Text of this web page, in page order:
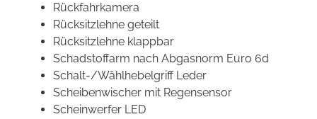
Rückfahrkamera
Rücksitzlehne geteilt
Rücksitzlehne klappbar
Schadstoffarm nach Abgasnorm Euro 6d
Schalt-/Wählhebelgriff Leder
Scheibenwischer mit Regensensor
Scheinwerfer LED